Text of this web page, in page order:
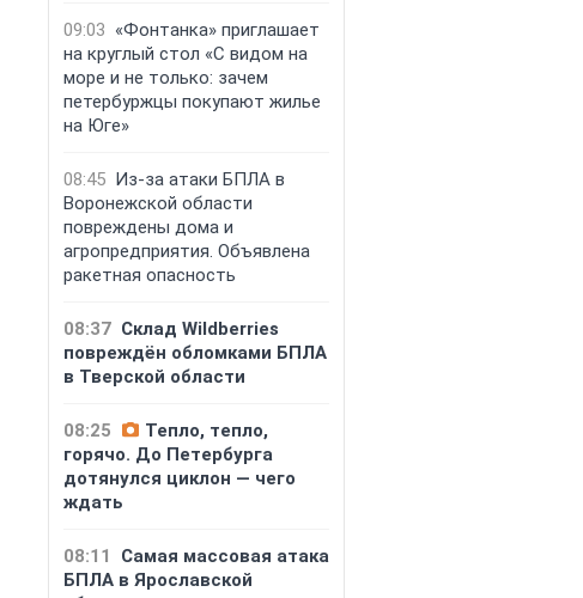
09:03 «Фонтанка» приглашает
на круглый стол «С видом на
море и не только: зачем
петербуржцы покупают жилье
на Юге»
08:45 Из-за атаки БПЛА в
Воронежской области
повреждены дома и
агропредприятия. Объявлена
ракетная опасность
08:37 Склад Wildberries
повреждён обломками БПЛА
в Тверской области
08:25
Тепло, тепло,
горячо. До Петербурга
дотянулся циклон — чего
ждать
08:11
Самая массовая атака
БПЛА в Ярославской